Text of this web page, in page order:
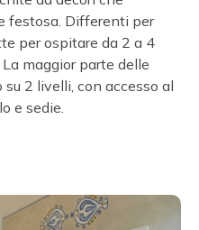
festosa. Differenti per
per ospitare da 2 a 4
maggior parte delle
2 livelli, con accesso al
e sedie.